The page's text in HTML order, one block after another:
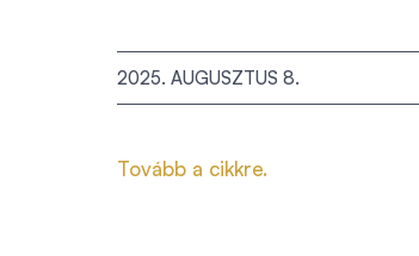
2025. AUGUSZTUS 8.
Tovább a cikkre.